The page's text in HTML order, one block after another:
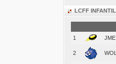
LCFF INFANTIL
1
JME
2 WOL